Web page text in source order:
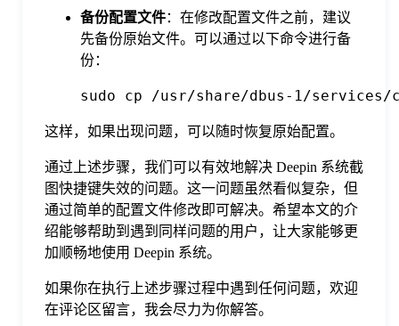
备份配置文件：在修改配置文件之前，建议
先备份原始文件。可以通过以下命令进行备
份：
sudo cp /usr/share/dbus-1/
这样，如果出现问题，可以随时恢复原始配置。
通过上述步骤，我们可以有效地解决 Deepin 系统截
图快捷键失效的问题。这一问题虽然看似复杂，但
通过简单的配置文件修改即可解决。希望本文的介
绍能够帮助到遇到同样问题的用户，让大家能够更
加顺畅地使用 Deepin 系统。
如果你在执行上述步骤过程中遇到任何问题，欢迎
在评论区留言，我会尽力为你解答。